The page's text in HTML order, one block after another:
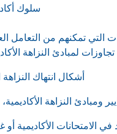
سلوك
التي تمكنهم من التعامل
أشكال انتهاك النزاهة
الأكاديمية أو